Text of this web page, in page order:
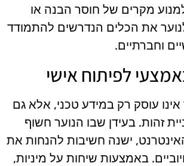
מקרים של חוסר הבנה או
את הכלים הנדרשים להתמודד
וחברתיים.
לפיתוח אישי
אינו עוסק רק במידע טכני, אלא גם
זהות. בעידן שבו הנוער חשוף
ישנה חשיבות להנחות את
באמצעות שיחות על מיניות,